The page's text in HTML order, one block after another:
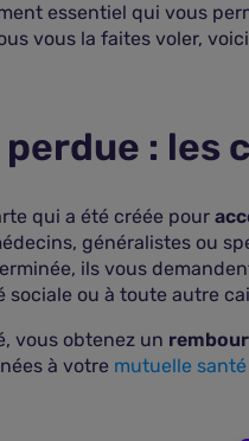
essentiel qui vous
vous la faites voler,
: les
qui a été créée pour
généralistes ou
ils vous
sociale ou à toute autre
vous obtenez un
à votre mutuelle santé